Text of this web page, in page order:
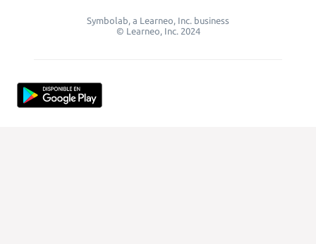
Symbolab, a Learneo, Inc. business
© Learneo, Inc. 2024